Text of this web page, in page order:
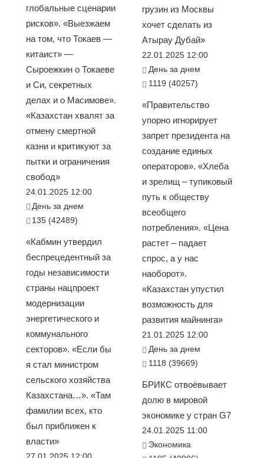
глобальные сценарии
рисков». «Выезжаем
на том, что Токаев —
китаист» —
Сыроежкин о Токаеве
и Си, секретных
делах и о Масимове».
«Казахстан хвалят за
отмену смертной
казни и критикуют за
пытки и ограничения
свобод»
24.01.2025 12:00
День за днем
135 (42489)
«Кабмин утвердил
беспрецедентный за
годы независимости
страны нацпроект
модернизации
энергетического и
коммунального
секторов». «Если бы
я стал министром
сельского хозяйства
Казахстана…». «Там
фамилии всех, кто
был приближен к
власти»
27.01.2025 12:00
грузин из Москвы
хочет сделать из
Атырау Дубай»
22.01.2025 12:00
День за днем
1119 (40257)
«Правительство
упорно игнорирует
запрет президента на
создание единых
операторов». «Хлеба
и зрелищ – тупиковый
путь к обществу
всеобщего
потребления». «Цена
растет – падает
спрос, а у нас
наоборот».
«Казахстан упустил
возможность для
развития майнинга»
21.01.2025 12:00
День за днем
1118 (39669)
БРИКС отвоёвывает
долю в мировой
экономике у стран G7
24.01.2025 11:00
Экономика